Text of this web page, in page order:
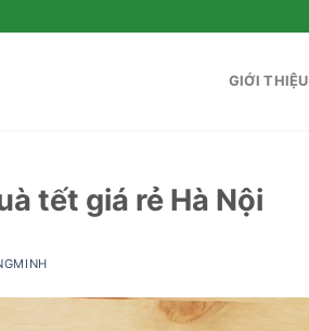
GIỚI THIỆU
tết giá rẻ Hà Nội